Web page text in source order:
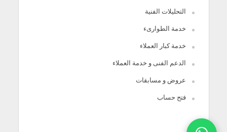
التحليلات الفنية
خدمة الطوارىء
خدمة كبار العملاء
الدعم الفنى و خدمة العملاء
عروض و مسابقات
فتح حساب